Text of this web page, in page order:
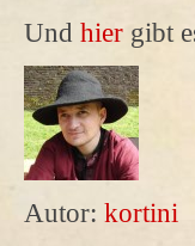
Und hier gibt
Autor: kortini